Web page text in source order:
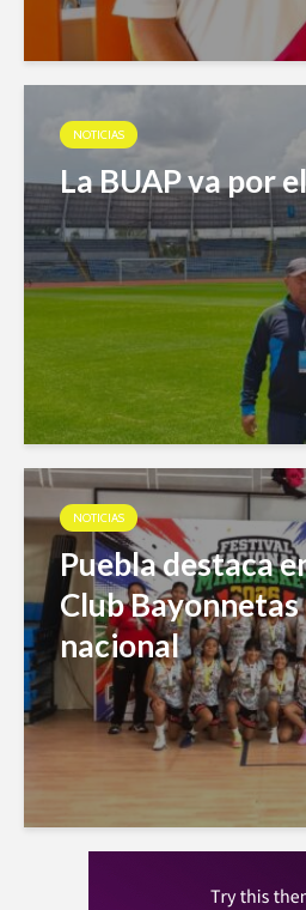
NOTICIAS
La BUAP va por
NOTICIAS
Puebla destaca
Club
nacional